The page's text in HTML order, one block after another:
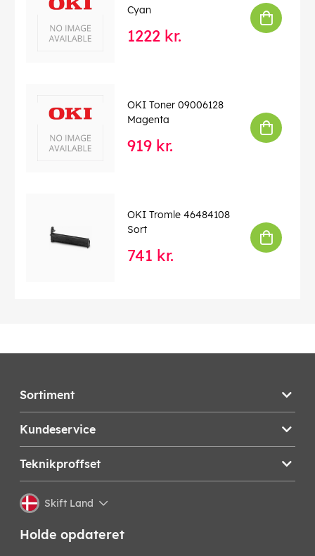
Cyan
1222 kr.
OKI Toner 09006128
Magenta
919 kr.
OKI Tromle 46484108
Sort
741 kr.
Sortiment
Kundeservice
Teknikproffset
Skift Land
Holde opdateret